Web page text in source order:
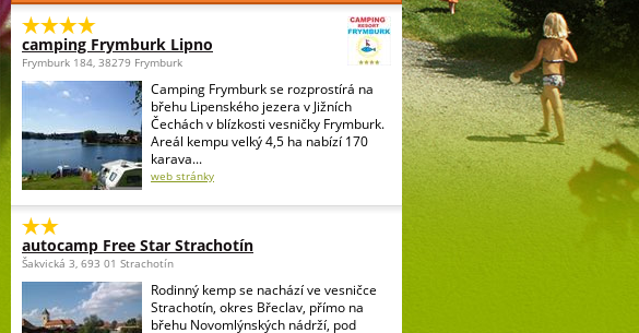
camping Frymburk Lipno
Frymburk 184, 38279 Frymburk
Camping Frymburk se rozprostírá na
břehu Lipenského jezera v Jižních
Čechách v blízkosti vesničky Frymburk.
Areál kempu velký 4,5 ha nabízí 170
karava...
web stránky
autocamp Free Star Strachotín
Šakvická 3, 693 01 Strachotín
Rodinný kemp se nachází ve vesničce
Strachotín, okres Břeclav, přímo na
břehu Novomlýnských nádrží, pod